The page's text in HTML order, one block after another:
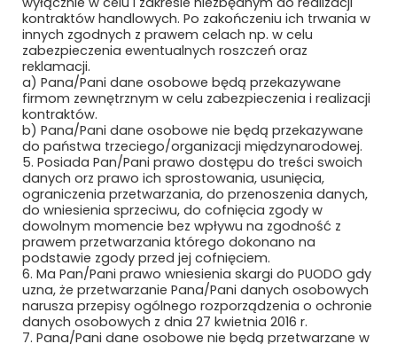
MAŁE ŻURAWIE
MANKIEWICZ LAKIERY PRZEMYSŁOWE SP.
Z O.O. I S.K.
MASCORT USZCZELNIENIA
MAXIMUS PIOTR MAKSYMÓW
MAXTO TECHNOLOGY SPÓŁKA Z O.O.
MCMET SP. Z O.O.
MCPOLSKA.PL SP. Z O.O. SP.K.
MEDCOM SP. Z O.O.
kontraktów handlowych. Po zakończeniu ich trwania w
innych zgodnych z prawem celach np. w celu
zabezpieczenia ewentualnych roszczeń oraz
reklamacji.
a) Pana/Pani dane osobowe będą przekazywane
firmom zewnętrznym w celu zabezpieczenia i realizacji
kontraktów.
b) Pana/Pani dane osobowe nie będą przekazywane
do państwa trzeciego/organizacji międzynarodowej.
5. Posiada Pan/Pani prawo dostępu do treści swoich
danych orz prawo ich sprostowania, usunięcia,
ograniczenia przetwarzania, do przenoszenia danych,
do wniesienia sprzeciwu, do cofnięcia zgody w
dowolnym momencie bez wpływu na zgodność z
prawem przetwarzania którego dokonano na
podstawie zgody przed jej cofnięciem.
6. Ma Pan/Pani prawo wniesienia skargi do PUODO gdy
uzna, że przetwarzanie Pana/Pani danych osobowych
narusza przepisy ogólnego rozporządzenia o ochronie
danych osobowych z dnia 27 kwietnia 2016 r.
7. Pana/Pani dane osobowe nie będą przetwarzane w